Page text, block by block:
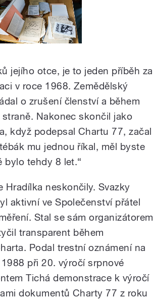
jejího otce, je to jeden příběh za
v roce 1968. Zemědělský
o zrušení členství a během
Nakonec skončil jako
když podepsal Chartu 77, začal
mu jednou říkal, měl byste
bylo tehdy 8 let.“
Hradílka neskončily. Svazky
aktivní ve Společenství přátel
Stal se sám organizátorem
transparent během
Podal trestní oznámení na
při 20. výročí srpnové
Tichá demonstrace k výročí
dokumentů Charty 77 z roku